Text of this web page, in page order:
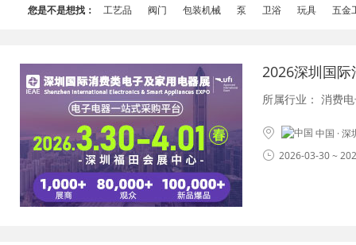
您是不是想找： 工艺品 阀门 包装机械 泵 卫浴 玩具 五金
2026深圳国
所属行业： 消费
中国 ·
2026-03-30 ~